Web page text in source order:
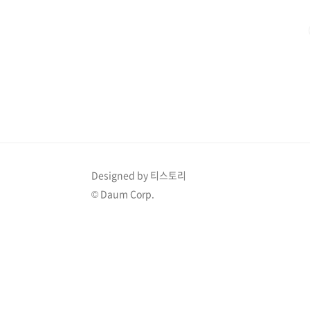
라가 있는 긴 영상뿐 아니라 직접 긴 영상 파일을 업로드
Designed by 티스토리
© Daum Corp.